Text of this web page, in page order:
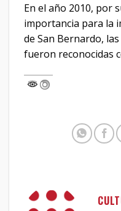
En el año 2010, por
importancia para la
de San Bernardo,
fueron reconocidas